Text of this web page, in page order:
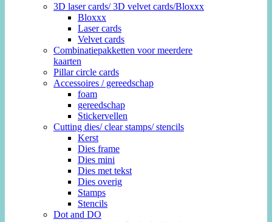
3D laser cards/ 3D velvet cards/Bloxxx
Bloxxx
Laser cards
Velvet cards
Combinatiepakketten voor meerdere
kaarten
Pillar circle cards
Accessoires / gereedschap
foam
gereedschap
Stickervellen
Cutting dies/ clear stamps/ stencils
Kerst
Dies frame
Dies mini
Dies met tekst
Dies overig
Stamps
Stencils
Dot and DO